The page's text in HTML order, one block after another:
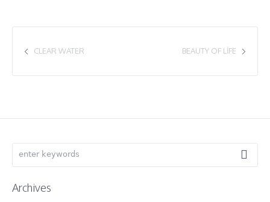
BEAUTY OF LIFE
CLEAR WATER
Archives